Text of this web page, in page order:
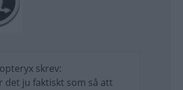
skrev:
det ju faktiskt som så att